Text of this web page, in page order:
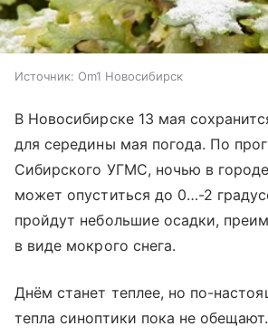
Источник: Om1 Новосибирск
В Новосибирске 13 мая
для середины мая погода. По
Сибирского УГМС, ночью в
может опуститься до 0…-2
пройдут небольшие осадки,
в виде мокрого снега.
Днём станет теплее, но по-
тепла синоптики пока не